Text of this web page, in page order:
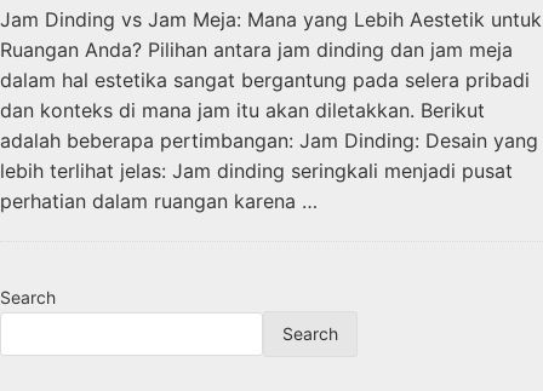
Jam Dinding vs Jam Meja: Mana yang Lebih Aestetik untuk
Ruangan Anda? Pilihan antara jam dinding dan jam meja
dalam hal estetika sangat bergantung pada selera pribadi
dan konteks di mana jam itu akan diletakkan. Berikut
adalah beberapa pertimbangan: Jam Dinding: Desain yang
lebih terlihat jelas: Jam dinding seringkali menjadi pusat
perhatian dalam ruangan karena …
Search
Search